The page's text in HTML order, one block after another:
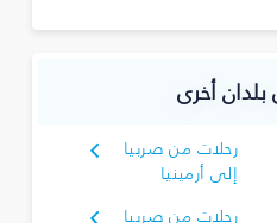
أخرى
رحلات من صربيا
إلى أرمينيا
رحلات من صربيا